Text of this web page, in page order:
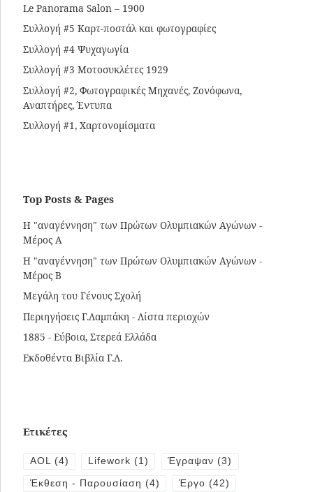
Le Panorama Salon – 1900
Συλλογή #5 Καρτ-ποστάλ και φωτογραφίες
Συλλογή #4 Ψυχαγωγία
Συλλογή #3 Μοτοσυκλέτες 1929
Συλλογή #2, Φωτογραφικές Μηχανές, Ζονόφωνα,
Αναπτήρες, Έντυπα
Συλλογή #1, Χαρτονομίσματα
Top Posts & Pages
Η "αναγέννηση" των Πρώτων Ολυμπιακών Αγώνων -
Μέρος Α
Η "αναγέννηση" των Πρώτων Ολυμπιακών Αγώνων -
Μέρος Β
Μεγάλη του Γένους Σχολή
Περιηγήσεις Γ.Λαμπάκη - Λίστα περιοχών
1885 - Εύβοια, Στερεά Ελλάδα
Εκδοθέντα Βιβλία Γ.Λ.
Ετικέτες
AOL(4) Lifework (1) Έγραψαν (3)
Έκθεση - Παρουσίαση (4) Έργο (42)